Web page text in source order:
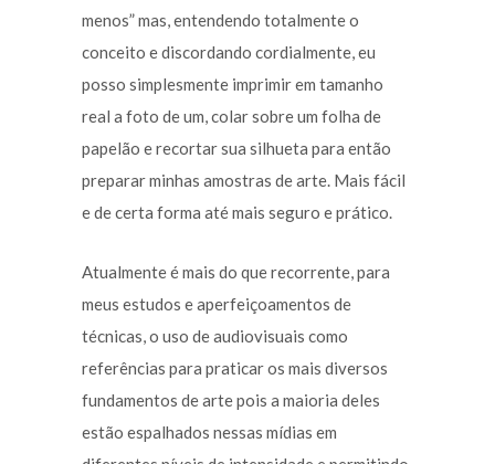
menos” mas, entendendo totalmente o
conceito e discordando cordialmente, eu
posso simplesmente imprimir em tamanho
real a foto de um, colar sobre um folha de
papelão e recortar sua silhueta para então
preparar minhas amostras de arte. Mais fácil
e de certa forma até mais seguro e prático.
Atualmente é mais do que recorrente, para
meus estudos e aperfeiçoamentos de
técnicas, o uso de audiovisuais como
referências para praticar os mais diversos
fundamentos de arte pois a maioria deles
estão espalhados nessas mídias em